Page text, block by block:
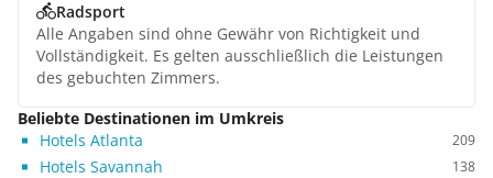
Radsport
Alle Angaben sind ohne Gewähr von Richtigkeit und
Vollständigkeit. Es gelten ausschließlich die Leistungen
des gebuchten Zimmers.
Beliebte Destinationen im Umkreis
Hotels Atlanta
209
Hotels Savannah 138